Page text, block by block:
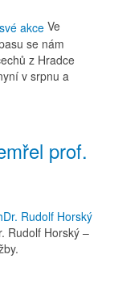
Ve
se nám
z Hradce
v srpnu a
prof.
Rudolf Horský –